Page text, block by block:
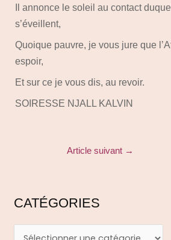
Il annonce le soleil au contact
s’éveillent,
Quoique pauvre, je vous jure que
espoir,
Et sur ce je vous dis, au revoir.
SOIRESSE NJALL KALVIN
Article suivant →
CATÉGORIES